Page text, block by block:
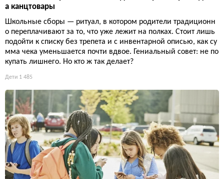
а канцтовары
Школьные сборы — ритуал, в котором родители традиционн
о переплачивают за то, что уже лежит на полках. Стоит лишь
подойти к списку без трепета и с инвентарной описью, как су
мма чека уменьшается почти вдвое. Гениальный совет: не по
купать лишнего. Но кто ж так делает?
Дети 1 485